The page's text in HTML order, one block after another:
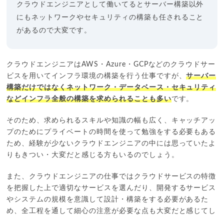
クラウドエンジニアとして働いてるとサーバー構築以外
にもネットワークやセキュリティの構築も任されること
があるので大変です。
クラウドエンジニアはAWS・Azure・GCPなどのクラウドサー
ビスを用いてインフラ環境の構築を行う仕事ですが、サーバー
構築だけではなくネットワーク・データベース・セキュリティ
などインフラ全般の構築を求められることも多いです。
そのため、求められるスキルや知識の幅も広く、キャッチアッ
プのためにプライベートの時間を使って勉強をする必要もある
ため、経験が少ないクラウドエンジニアの中には思っていたよ
りもきつい・大変だと感じる方もいるのでしょう。
また、クラウドエンジニアの仕事ではクラウドサービスの特徴
を把握した上で適切なサービスを選んだり、開発するサービス
やシステムの規模を意識して設計・構築をする必要があるた
め、全工程を通して細心の注意が必要な点も大変だと感じてし